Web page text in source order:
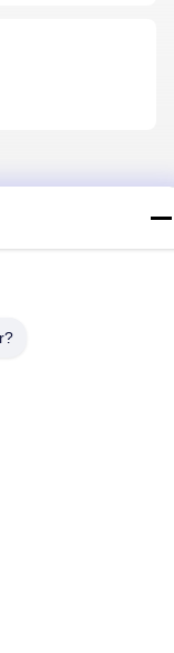
Copyright © 2025-